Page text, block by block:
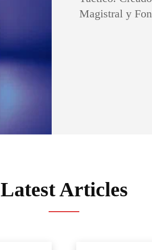
Magistral y
Latest Articles